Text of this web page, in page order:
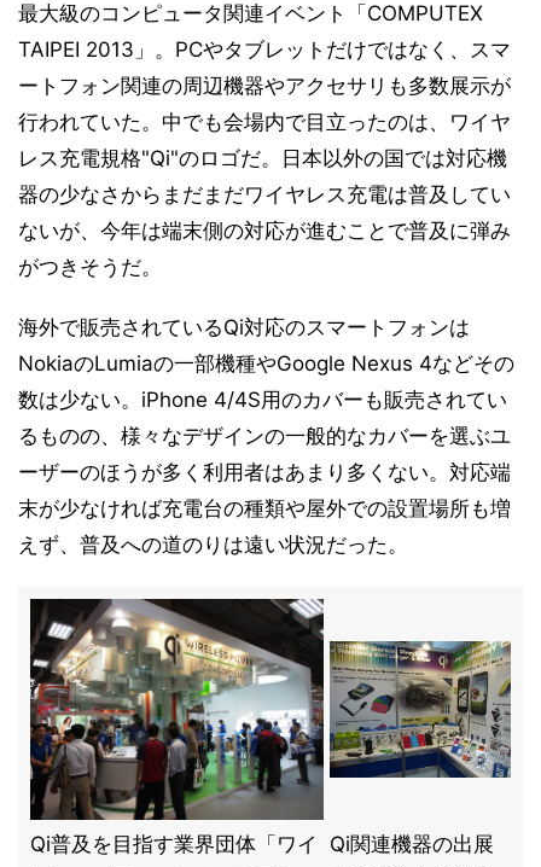
最大級のコンピュータ関連イベント「COMPUTEX
TAIPEI 2013」。PCやタブレットだけではなく、スマ
ートフォン関連の周辺機器やアクセサリも多数展示が
行われていた。中でも会場内で目立ったのは、ワイヤ
レス充電規格"Qi"のロゴだ。日本以外の国では対応機
器の少なさからまだまだワイヤレス充電は普及してい
ないが、今年は端末側の対応が進むことで普及に弾み
がつきそうだ。
海外で販売されているQi対応のスマートフォンは
NokiaのLumiaの一部機種やGoogle Nexus 4などその
数は少ない。iPhone 4/4S用のカバーも販売されてい
るものの、様々なデザインの一般的なカバーを選ぶユ
ーザーのほうが多く利用者はあまり多くない。対応端
末が少なければ充電台の種類や屋外での設置場所も増
えず、普及への道のりは遠い状況だった。
Qi普及を目指す業界団体「ワイ
Qi関連機器の出展